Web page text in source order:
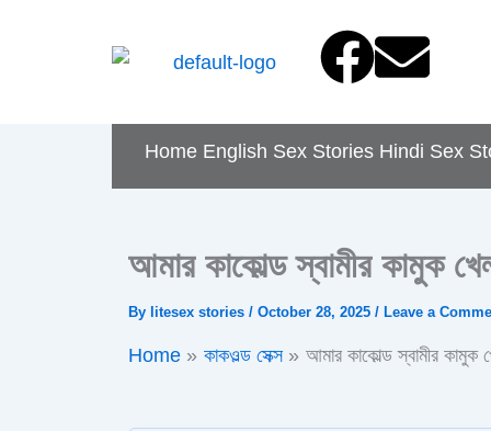
F
a
c
b
o
E
n
v
l
o
Home English Sex Stories Hindi Sex
আমার কাকোল্ড স্বামীর কামুক
By litesex stories / October 28, 2025 / Leave a
Home কাকওল্ড সেক্স আমার কাকোল্ড স্বামীর